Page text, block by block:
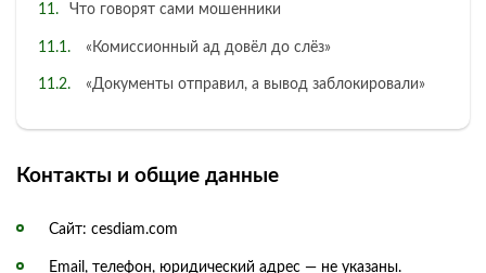
Что говорят сами мошенники
«Комиссионный ад довёл до слёз»
«Документы отправил, а вывод заблокировали»
Контакты и общие данные
Сайт: cesdiam.com
Email, телефон, юридический адрес — не указаны.